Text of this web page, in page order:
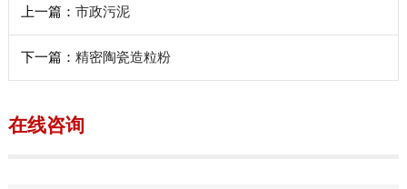
上一篇： 市政污泥
下一篇： 精密陶瓷造粒粉
在线咨询